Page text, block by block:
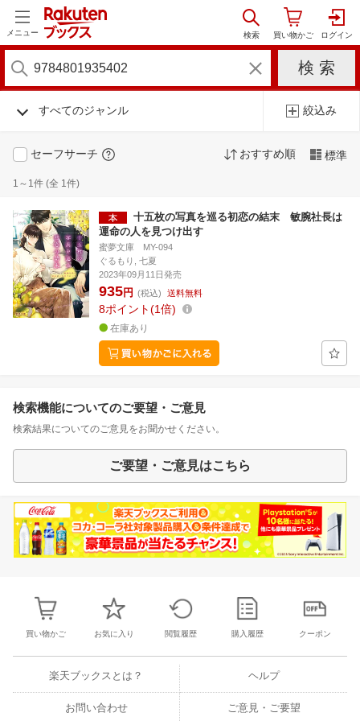
メニュー
すべてのジャンル 絞込み
セーフサーチ おすすめ順 標準
1～1件 (全 1件)
十五枚の写真を巡る初恋の結末 敏腕社長は
運命の人を見つけ出す
蜜夢文庫 MY-094
ぐるもり, 七夏
2023年09月11日発売
935円 (税込) 送料無料
8ポイント 1倍
在庫あり
検索機能についてのご要望・ご意見
検索結果についてのご意見をお聞かせください。
ご要望・ご意見はこちら
買い物かご お気に入り 閲覧履歴 購入履歴 クーポン
楽天ブックスとは？ ヘルプ
お問い合わせ ご意見・ご要望